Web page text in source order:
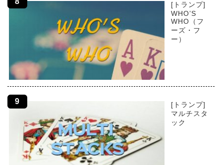
[トランプ]
WHO’S
WHO（フ
ーズ・フ
ー）
[トランプ]
マルチスタ
ック